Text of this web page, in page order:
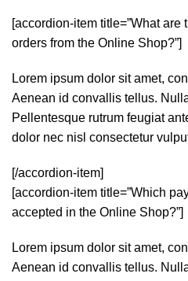
[accordion-item title=”What are
orders from the Online Shop?”]
Lorem ipsum dolor sit amet,
Aenean id convallis tellus.
Pellentesque rutrum feugiat
dolor nec nisl consectetur
[/accordion-item]
[accordion-item title=”Which
accepted in the Online Shop?”]
Lorem ipsum dolor sit amet,
Aenean id convallis tellus.